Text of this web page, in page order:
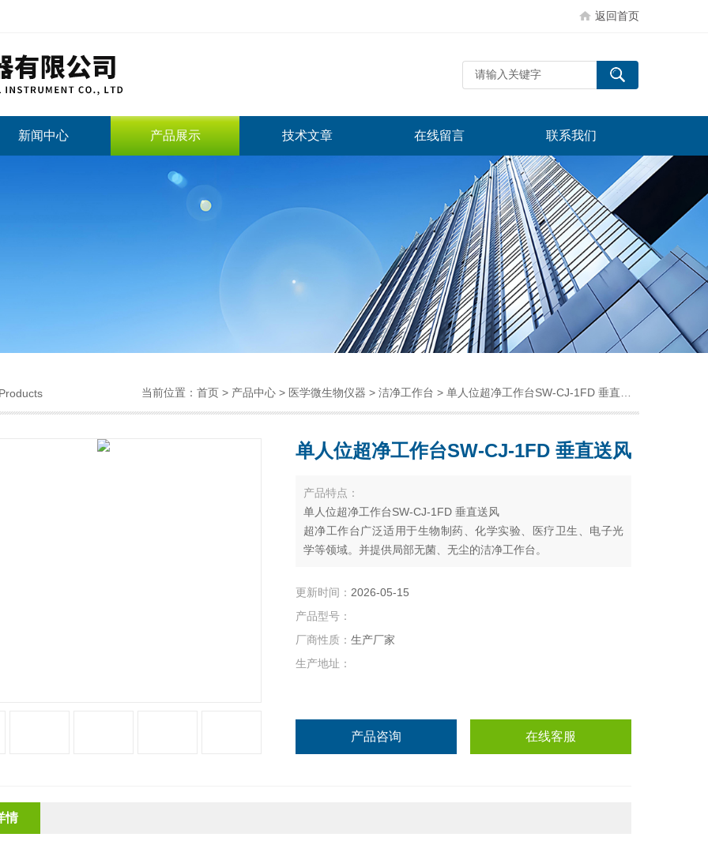
返回首页
新闻中心 产品展示 技术文章 在线留言 联系我们
当前位置： 首页 > 产品中心 > 医学微生物仪器 > 洁净工作台 > 单人位超净工作台SW-CJ-1FD 垂直送风
单人位超净工作台SW-CJ-1FD 垂直送风
产品特点：
单人位超净工作台SW-CJ-1FD 垂直送风
超净工作台广泛适用于生物制药、化学实验、医疗卫生、电子光
学等领域。并提供局部无菌、无尘的洁净工作台。
更新时间： 2026-05-15
产品型号：
厂商性质： 生产厂家
生产地址：
产品咨询 在线客服
情